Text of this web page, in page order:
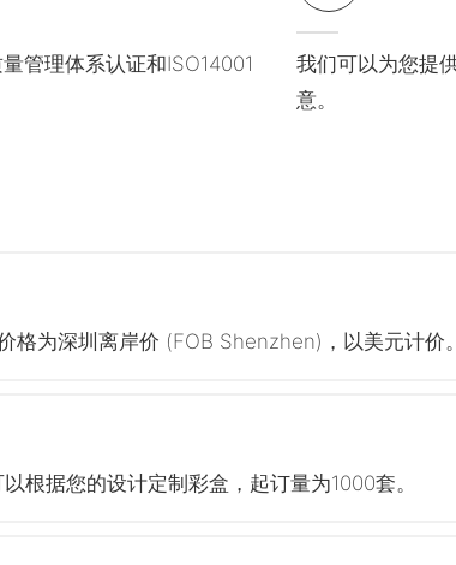
管理体系认证和ISO14001
我们可以为您提
意。
为深圳离岸价 (FOB Shenzhen)，以美元计价
根据您的设计定制彩盒，起订量为1000套。